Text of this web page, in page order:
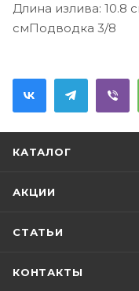
Длина излива: 10.8
смПодводка 3/8
КАТАЛОГ
АКЦИИ
СТАТЬИ
КОНТАКТЫ